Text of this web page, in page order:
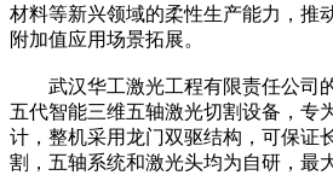
材料等新兴领域的柔性生产能力，推
附加值应用场景拓展。
武汉华工激光工程有限责任公司
五代智能三维五轴激光切割设备，专
计，整机采用龙门双驱结构，可保证
割，五轴系统和激光头均为自研，最